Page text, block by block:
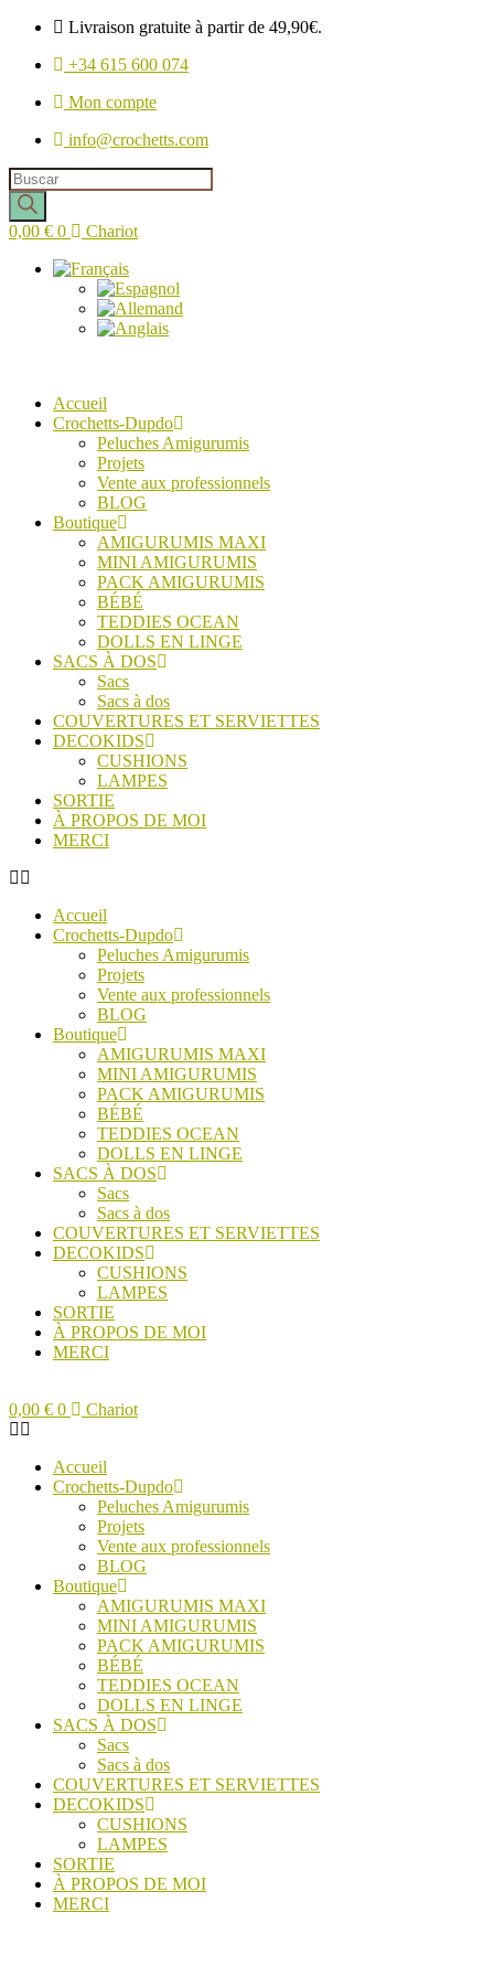
Livraison gratuite à partir de 49,90€.
+34 615 600 074
Mon compte
info@crochetts.com
Recherche
de
produits
0,00 € 0 Chariot
Accueil
Crochetts-Dupdo
Peluches Amigurumis
Projets
Vente aux professionnels
BLOG
Boutique
AMIGURUMIS MAXI
MINI AMIGURUMIS
PACK AMIGURUMIS
BÉBÉ
TEDDIES OCEAN
DOLLS EN LINGE
SACS À DOS
Sacs
Sacs à dos
COUVERTURES ET SERVIETTES
DECOKIDS
CUSHIONS
LAMPES
SORTIE
À PROPOS DE MOI
MERCI
Accueil
Crochetts-Dupdo
Peluches Amigurumis
Projets
Vente aux professionnels
BLOG
Boutique
AMIGURUMIS MAXI
MINI AMIGURUMIS
PACK AMIGURUMIS
BÉBÉ
TEDDIES OCEAN
DOLLS EN LINGE
SACS À DOS
Sacs
Sacs à dos
COUVERTURES ET SERVIETTES
DECOKIDS
CUSHIONS
LAMPES
SORTIE
À PROPOS DE MOI
MERCI
0,00 € 0 Chariot
Accueil
Crochetts-Dupdo
Peluches Amigurumis
Projets
Vente aux professionnels
BLOG
Boutique
AMIGURUMIS MAXI
MINI AMIGURUMIS
PACK AMIGURUMIS
BÉBÉ
TEDDIES OCEAN
DOLLS EN LINGE
SACS À DOS
Sacs
Sacs à dos
COUVERTURES ET SERVIETTES
DECOKIDS
CUSHIONS
LAMPES
SORTIE
À PROPOS DE MOI
MERCI